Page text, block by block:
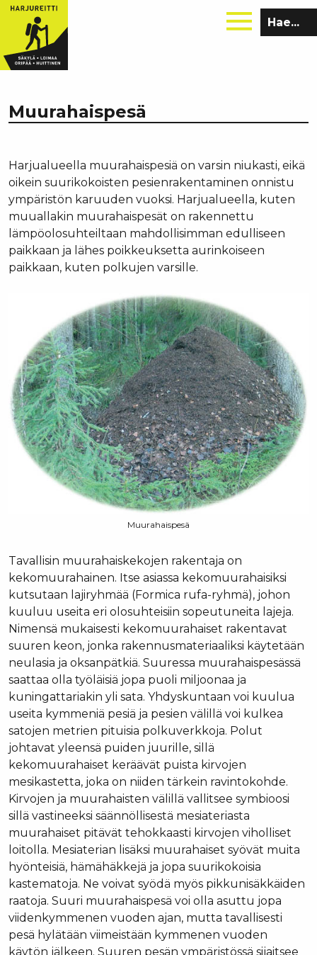
Hae
sivustolta:
Muurahaispesä
Harjualueella muurahaispesiä on varsin niukasti, eikä
oikein suurikokoisten pesienrakentaminen onnistu
ympäristön karuuden vuoksi. Harjualueella, kuten
muuallakin muurahaispesät on rakennettu
lämpöolosuhteiltaan mahdollisimman edulliseen
paikkaan ja lähes poikkeuksetta aurinkoiseen
paikkaan, kuten polkujen varsille.
Muurahaispesä
Tavallisin muurahaiskekojen rakentaja on
kekomuurahainen. Itse asiassa kekomuurahaisiksi
kutsutaan lajiryhmää (Formica rufa-ryhmä), johon
kuuluu useita eri olosuhteisiin sopeutuneita lajeja.
Nimensä mukaisesti kekomuurahaiset rakentavat
suuren keon, jonka rakennusmateriaaliksi käytetään
neulasia ja oksanpätkiä. Suuressa muurahaispesässä
saattaa olla työläisiä jopa puoli miljoonaa ja
kuningattariakin yli sata. Yhdyskuntaan voi kuulua
useita kymmeniä pesiä ja pesien välillä voi kulkea
satojen metrien pituisia polkuverkkoja. Polut
johtavat yleensä puiden juurille, sillä
kekomuurahaiset keräävät puista kirvojen
mesikastetta, joka on niiden tärkein ravintokohde.
Kirvojen ja muurahaisten välillä vallitsee symbioosi
sillä vastineeksi säännöllisestä mesiateriasta
muurahaiset pitävät tehokkaasti kirvojen viholliset
loitolla. Mesiaterian lisäksi muurahaiset syövät muita
hyönteisiä, hämähäkkejä ja jopa suurikokoisia
kastematoja. Ne voivat syödä myös pikkunisäkkäiden
raatoja. Suuri muurahaispesä voi olla asuttu jopa
viidenkymmenen vuoden ajan, mutta tavallisesti
pesä hylätään viimeistään kymmenen vuoden
käytön jälkeen. Suuren pesän ympäristössä sijaitsee